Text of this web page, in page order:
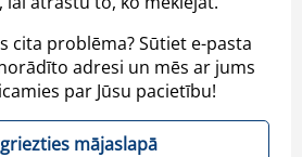
cita problēma? Sūtiet e-pasta
adresi un mēs ar jums
par Jūsu pacietību!
mājaslapā